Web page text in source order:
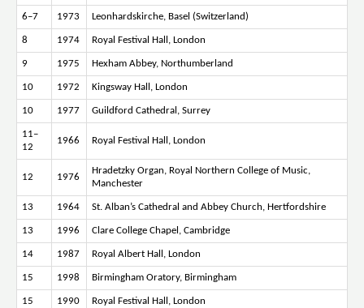
6–7 1973 Leonhardskirche, Basel (Switzerland)
8 1974 Royal Festival Hall, London
9 1975 Hexham Abbey, Northumberland
10 1972 Kingsway Hall, London
10 1977 Guildford Cathedral, Surrey
11–
12
1966 Royal Festival Hall, London
12 1976
Hradetzky Organ, Royal Northern College of Music,
Manchester
13 1964 St. Alban’s Cathedral and Abbey Church, Hertfordshire
13 1996 Clare College Chapel, Cambridge
14 1987 Royal Albert Hall, London
15 1998 Birmingham Oratory, Birmingham
15 1990 Royal Festival Hall, London